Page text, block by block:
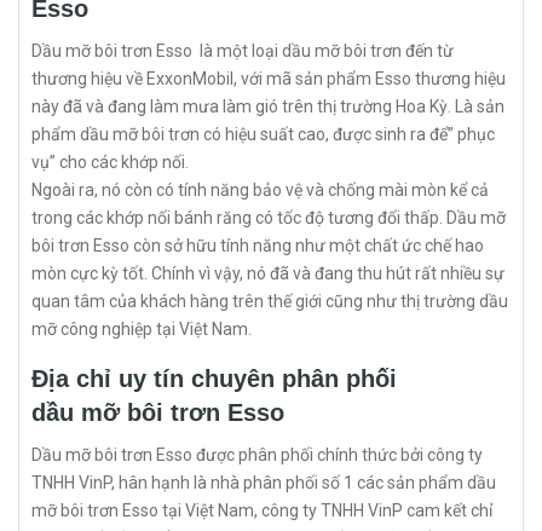
Esso
Dầu mỡ bôi trơn Esso là một loại dầu mỡ bôi trơn đến từ
thương hiệu về ExxonMobil, với mã sản phẩm Esso thương hiệu
này đã và đang làm mưa làm gió trên thị trường Hoa Kỳ. Là sản
phẩm dầu mỡ bôi trơn có hiệu suất cao, được sinh ra để” phục
vụ” cho các khớp nối.
Ngoài ra, nó còn có tính năng bảo vệ và chống mài mòn kể cả
trong các khớp nối bánh răng có tốc độ tương đối thấp. Dầu mỡ
bôi trơn Esso còn sở hữu tính năng như một chất ức chế hao
mòn cực kỳ tốt. Chính vì vậy, nó đã và đang thu hút rất nhiều sự
quan tâm của khách hàng trên thế giới cũng như thị trường dầu
mỡ công nghiệp tại Việt Nam.
Địa chỉ uy tín chuyên phân phối
dầu mỡ bôi trơn Esso
Dầu mỡ bôi trơn Esso được phân phối chính thức bởi công ty
TNHH VinP, hân hạnh là nhà phân phối số 1 các sản phẩm dầu
mỡ bôi trơn Esso tại Việt Nam, công ty TNHH VinP cam kết chỉ